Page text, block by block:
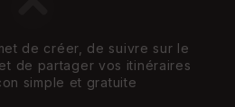
de créer, de suivre sur le
de partager vos itinéraires
simple et gratuite